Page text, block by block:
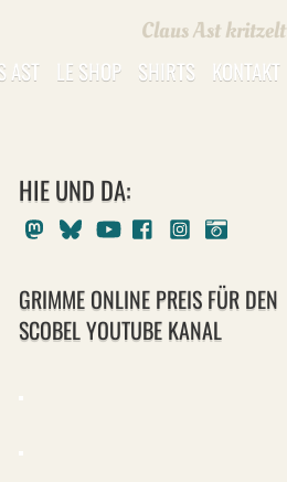
Claus Ast kritzelt
AST LE SHOP SHIRTS KONTAKT
HIE UND DA:
MastodonBlueskyYoutubeFacebookInstagram
GRIMME ONLINE PREIS FÜR DEN
SCOBEL YOUTUBE KANAL